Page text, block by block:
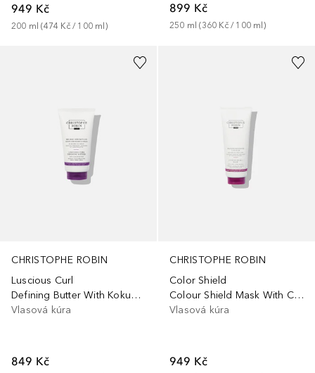
949 Kč
200 ml (474 Kč / 100 ml)
899 Kč
250 ml (360 Kč / 100 ml )
CHRISTOPHE ROBIN
Luscious Curl
Defining Butter With Kokum Butter
Vlasová kúra
849 Kč
CHRISTOPHE ROBIN
Color Shield
Colour Shield Mask With Camu-Camu Berries
Vlasová kúra
949 Kč